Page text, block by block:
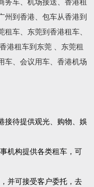
务车、机场接送、香港租
州到香港、包车从香港到
车、东莞到香港租车、
港租车到东莞 、东莞租
车、会议用车、香港机场
接待提供观光、购物、娛
机构提供各类租车，可
并可接受客户委托，去